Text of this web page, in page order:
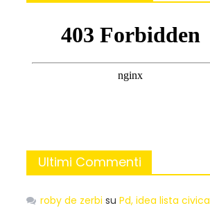
Ultimi Commenti
roby de zerbi suPd, idea lista civica